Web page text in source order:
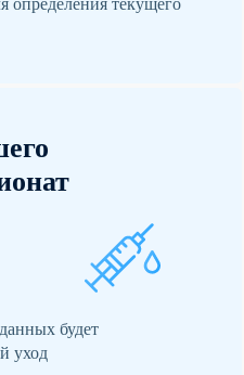
определения текущего
будет
уход